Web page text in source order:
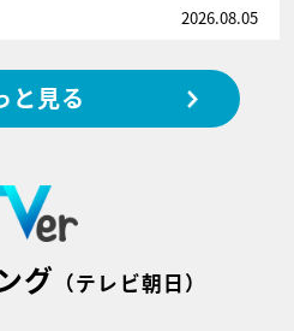
2026.08.05
と見る
グ （テレビ朝日）